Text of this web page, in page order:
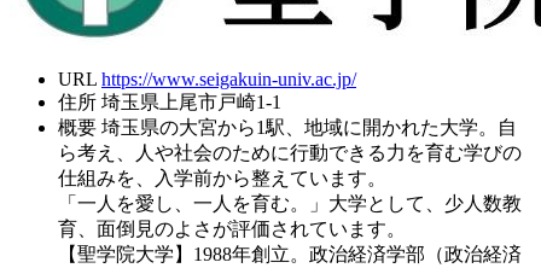
URL https://www.seigakuin-univ.ac.jp/
住所 埼玉県上尾市戸崎1-1
概要 埼玉県の大宮から1駅、地域に開かれた大学。自
ら考え、人や社会のために行動できる力を育む学びの
仕組みを、入学前から整えています。
「一人を愛し、一人を育む。」大学として、少人数教
育、面倒見のよさが評価されています。
【聖学院大学】1988年創立。政治経済学部（政治経済